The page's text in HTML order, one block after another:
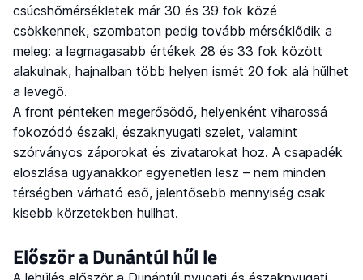
csúcshőmérsékletek már 30 és 39 fok közé
csökkennek, szombaton pedig tovább mérséklődik a
meleg: a legmagasabb értékek 28 és 33 fok között
alakulnak, hajnalban több helyen ismét 20 fok alá hűlhet
a levegő.
A front pénteken megerősödő, helyenként viharossá
fokozódó északi, északnyugati szelet, valamint
szórványos záporokat és zivatarokat hoz. A csapadék
eloszlása ugyanakkor egyenetlen lesz – nem minden
térségben várható eső, jelentősebb mennyiség csak
kisebb körzetekben hullhat.
Először a Dunántúl hűl le